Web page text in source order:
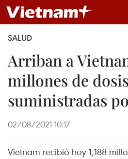
SALUD
Arriban a
millones de
suministradas
02/08/2021 10:17
Vietnam recibió hoy 1,188